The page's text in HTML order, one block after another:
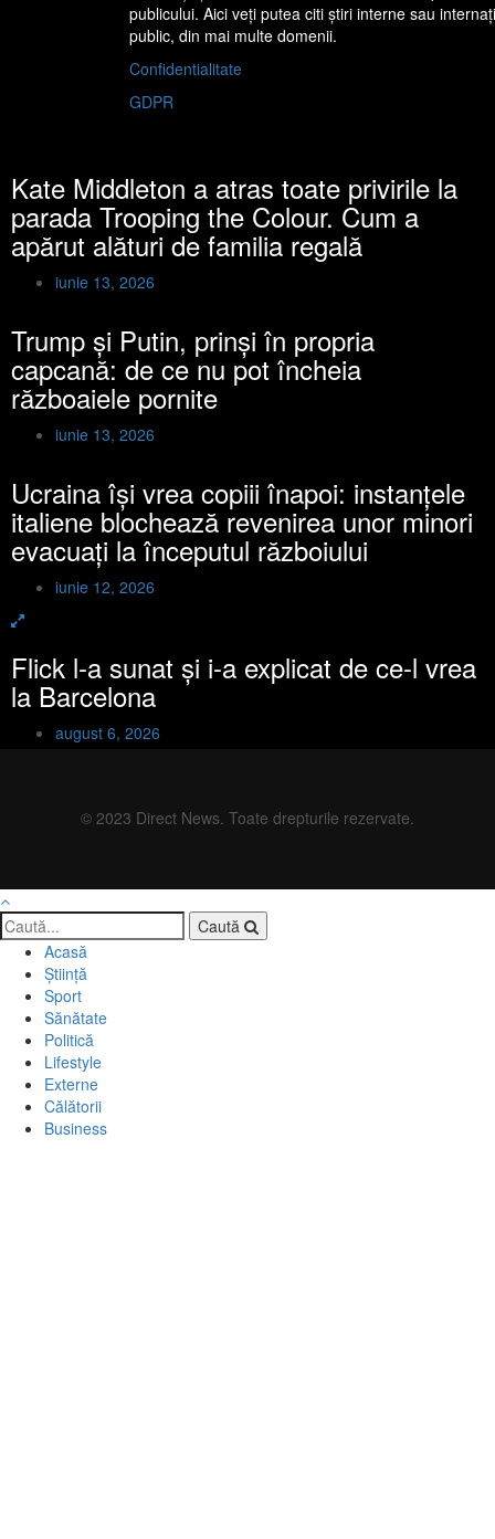
publicului. Aici veţi putea citi ştiri interne sau
public, din mai multe domenii.
Confidentialitate
GDPR
Kate Middleton a atras toate privirile la
parada Trooping the Colour. Cum a
apărut alături de familia regală
iunie 13, 2026
Trump și Putin, prinși în propria
capcană: de ce nu pot încheia
războaiele pornite
iunie 13, 2026
Ucraina își vrea copiii înapoi: instanțele
italiene blochează revenirea unor minori
evacuați la începutul războiului
iunie 12, 2026
Flick l-a sunat și i-a explicat de ce-l vrea
la Barcelona
august 6, 2026
© 2023 Direct News. Toate drepturile rezervate.
Caută
Acasă
Știință
Sport
Sănătate
Politică
Lifestyle
Externe
Călătorii
Business